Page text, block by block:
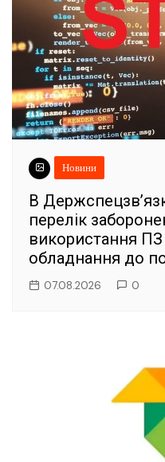
Новини
В
перелік
використання ПЗ
обладнання до
07.08.2026 0